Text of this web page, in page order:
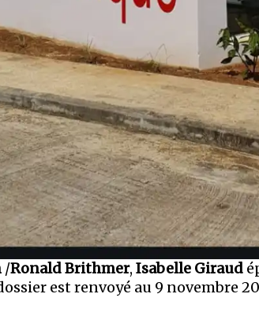
/Ronald Brithmer, Isabelle Giraud
est renvoyé au 9 novembre